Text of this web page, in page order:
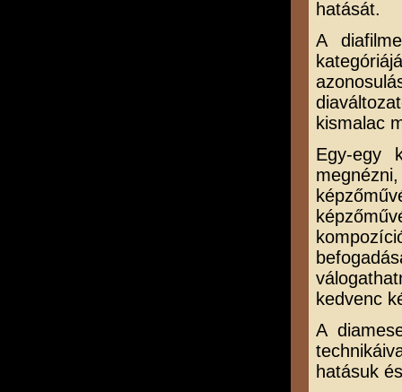
hatását.
A
kismalac
Egy-egy
kedvenc
A
hatásuk